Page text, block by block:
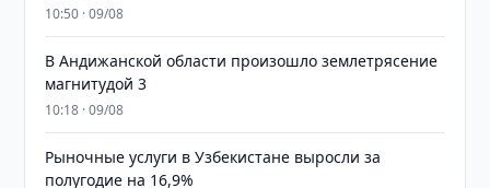
10:50 · 09/08
В Андижанской области произошло землетрясение
магнитудой 3
10:18 · 09/08
Рыночные услуги в Узбекистане выросли за
полугодие на 16,9%